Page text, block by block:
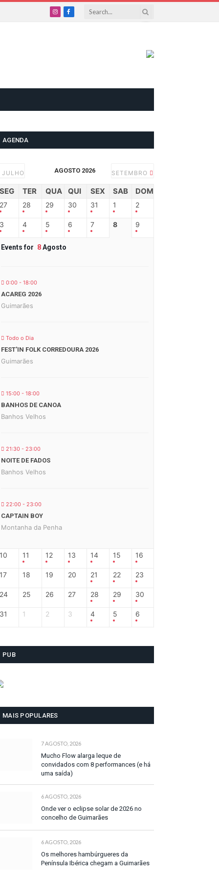
InstagramFacebook
AGENDA
JULHO AGOSTO 2026 SETEMBRO
SEG TER QUA QUI SEX SAB DOM
27 28 29 30 31 1 2
3 4 5 6 7 8 9
Events for 8Agosto
0:00 - 18:00
ACAREG 2026
Guimarães
Todo o Dia
FEST’IN FOLK CORREDOURA 2026
Guimarães
15:00 - 18:00
BANHOS DE CANOA
Banhos Velhos
21:30 - 23:00
NOITE DE FADOS
Banhos Velhos
22:00 - 23:00
CAPTAIN BOY
Montanha da Penha
10 11 12 13 14 15 16
17 18 19 20 21 22 23
24 25 26 27 28 29 30
31 1 2 3 4 5 6
PUB
MAIS POPULARES
7 AGOSTO, 2026
Mucho Flow alarga leque de
convidados com 8 performances (e há
uma saída)
6 AGOSTO, 2026
Onde ver o eclipse solar de 2026 no
concelho de Guimarães
6 AGOSTO, 2026
Os melhores hambúrgueres da
Península Ibérica chegam a Guimarães